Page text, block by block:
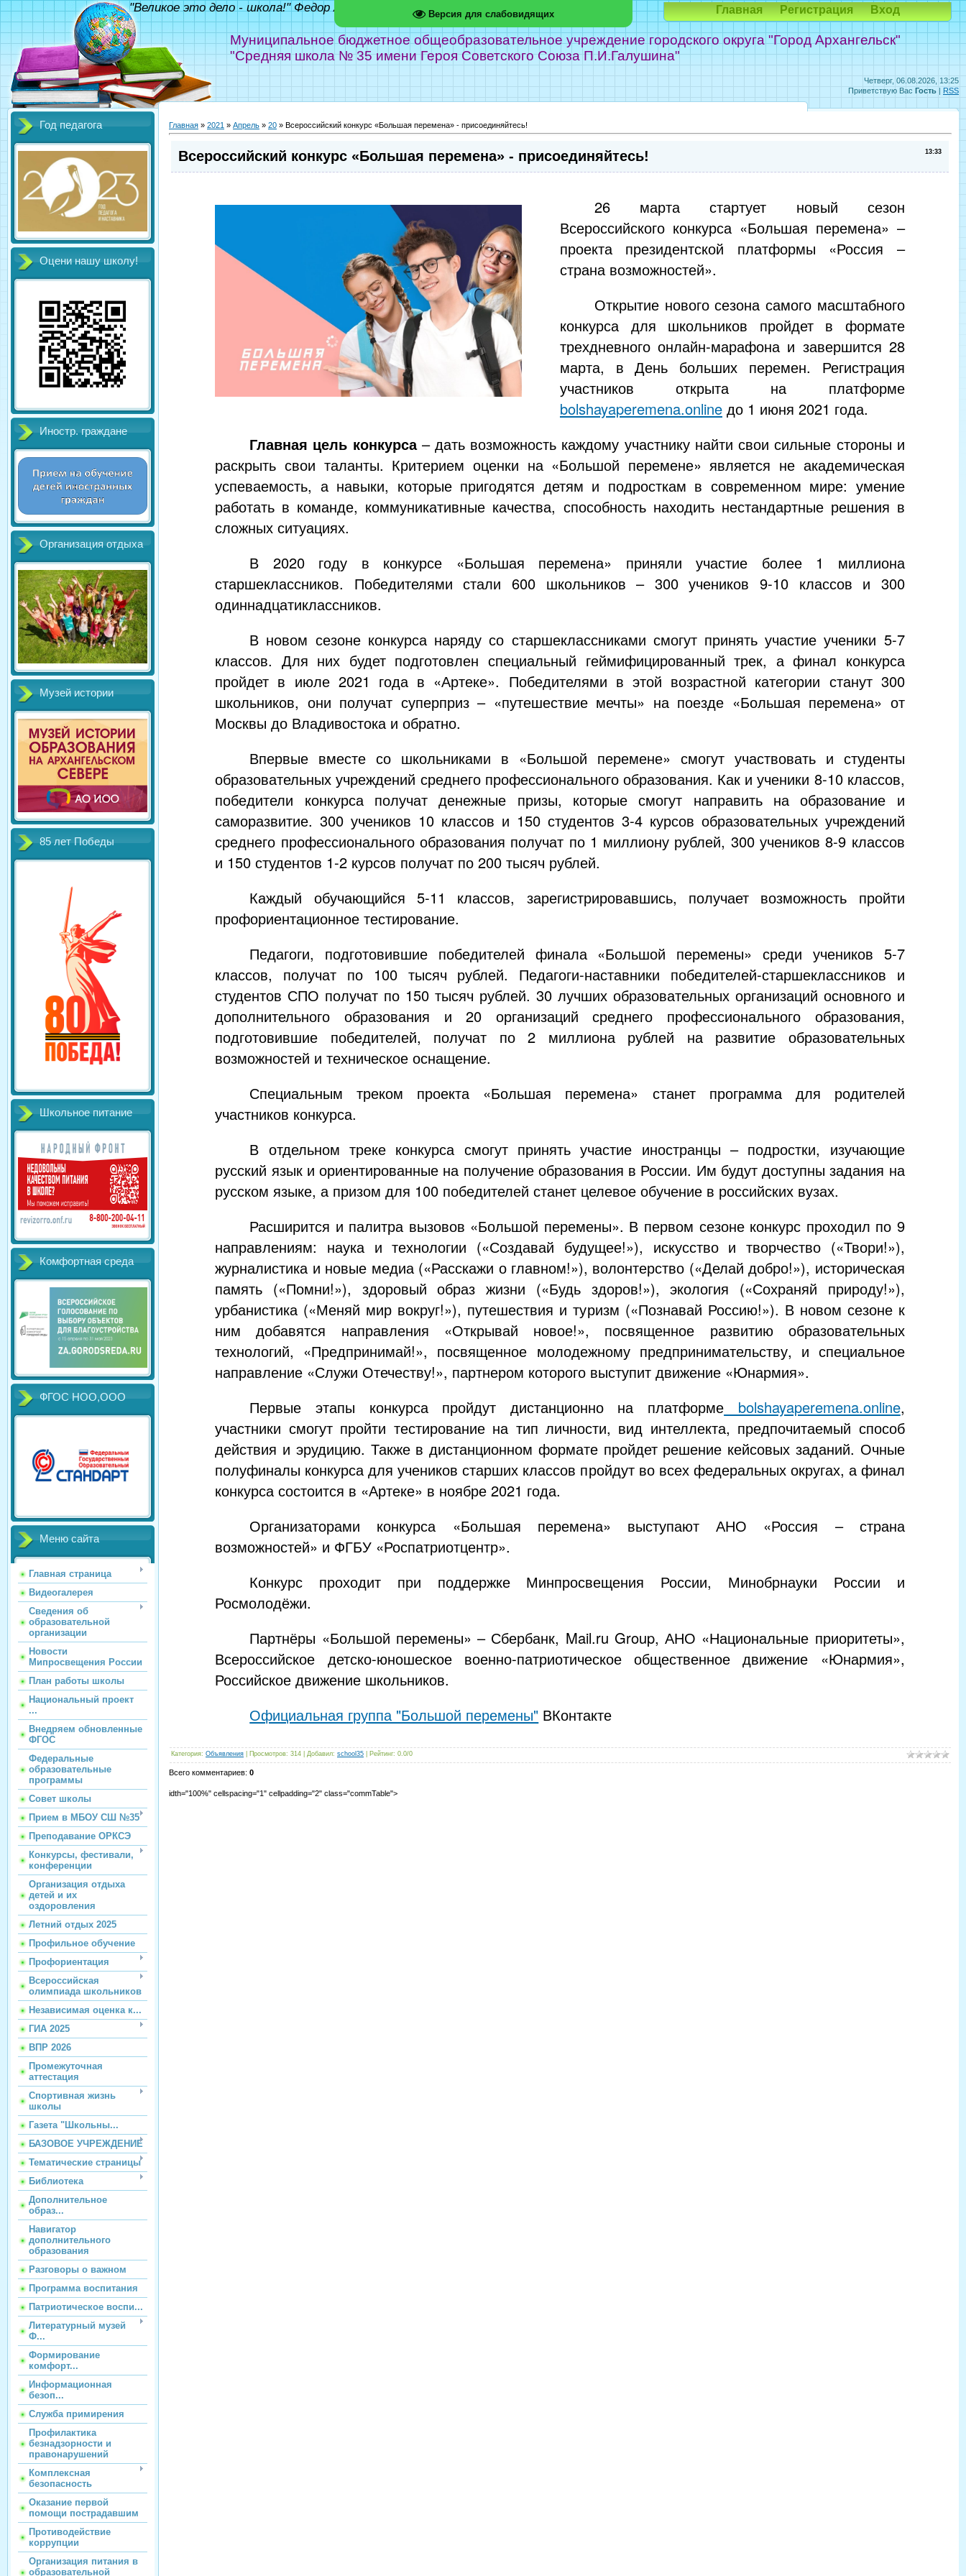
Версия для слабовидящих
Четверг, 06.08.2026, 13:25
Приветствую Вас Гость | RSS
Муниципальное бюджетное общеобразовательное учреждение городского округа "Город Архангельск"
"Средняя школа № 35 имени Героя Советского Союза П.И.Галушина"
"Великое это дело - школа!" Федор Абрамов Главная Регистрация Вход
Год педагога
Оцени нашу школу!
Иностр. граждане
Организация отдыха
Музей истории
85 лет Победы
Школьное питание
Комфортная среда
ФГОС НОО,ООО
Меню сайта
Главная страница
Видеогалерея
Сведения об
образовательной
организации
Новости
Мипросвещения России
План работы школы
Национальный проект
...
Внедряем обновленные
ФГОС
Федеральные
образовательные
программы
Совет школы
Прием в МБОУ СШ №35
Преподавание ОРКСЭ
Конкурсы, фестивали,
конференции
Организация отдыха
детей и их
оздоровления
Летний отдых 2025
Профильное обучение
Профориентация
Всероссийская
олимпиада школьников
Независимая оценка к...
ГИА 2025
ВПР 2026
Промежуточная
аттестация
Спортивная жизнь
школы
Газета "Школьны...
БАЗОВОЕ УЧРЕЖДЕНИЕ
Тематические страницы
Библиотека
Дополнительное
образ...
Навигатор
дополнительного
образования
Разговоры о важном
Программа воспитания
Патриотическое воспи...
Литературный музей
Ф...
Формирование
комфорт...
Информационная
безоп...
Служба примирения
Профилактика
безнадзорности и
правонарушений
Комплексная
безопасность
Оказание первой
помощи пострадавшим
Противодействие
коррупции
Организация питания в
образовательной
Главная » 2021 » Апрель » 20 » Всероссийский конкурс «Большая перемена» - присоединяйтесь!
13:33
Всероссийский конкурс «Большая перемена» - присоединяйтесь!
26 марта стартует новый сезон
Всероссийского конкурса «Большая перемена» –
проекта президентской платформы «Россия –
страна возможностей».
Открытие нового сезона самого масштабного
конкурса для школьников пройдет в формате
трехдневного онлайн-марафона и завершится 28
марта, в День больших перемен. Регистрация
участников открыта на платформе
bolshayaperemena.onlineдо 1 июня 2021 года.
Главная цель конкурса– дать возможность каждому участнику найти свои сильные стороны и
раскрыть свои таланты. Критерием оценки на «Большой перемене» является не академическая
успеваемость, а навыки, которые пригодятся детям и подросткам в современном мире: умение
работать в команде, коммуникативные качества, способность находить нестандартные решения в
сложных ситуациях.
В 2020 году в конкурсе «Большая перемена» приняли участие более 1 миллиона
старшеклассников. Победителями стали 600 школьников – 300 учеников 9-10 классов и 300
одиннадцатиклассников.
В новом сезоне конкурса наряду со старшеклассниками смогут принять участие ученики 5-7
классов. Для них будет подготовлен специальный геймифицированный трек, а финал конкурса
пройдет в июле 2021 года в «Артеке». Победителями в этой возрастной категории станут 300
школьников, они получат суперприз – «путешествие мечты» на поезде «Большая перемена» от
Москвы до Владивостока и обратно.
Впервые вместе со школьниками в «Большой перемене» смогут участвовать и студенты
образовательных учреждений среднего профессионального образования. Как и ученики 8-10 классов,
победители конкурса получат денежные призы, которые смогут направить на образование и
саморазвитие. 300 учеников 10 классов и 150 студентов 3-4 курсов образовательных учреждений
среднего профессионального образования получат по 1 миллиону рублей, 300 учеников 8-9 классов
и 150 студентов 1-2 курсов получат по 200 тысяч рублей.
Каждый обучающийся 5-11 классов, зарегистрировавшись, получает возможность пройти
профориентационное тестирование.
Педагоги, подготовившие победителей финала «Большой перемены» среди учеников 5-7
классов, получат по 100 тысяч рублей. Педагоги-наставники победителей-старшеклассников и
студентов СПО получат по 150 тысяч рублей. 30 лучших образовательных организаций основного и
дополнительного образования и 20 организаций среднего профессионального образования,
подготовившие победителей, получат по 2 миллиона рублей на развитие образовательных
возможностей и техническое оснащение.
Специальным треком проекта «Большая перемена» станет программа для родителей
участников конкурса.
В отдельном треке конкурса смогут принять участие иностранцы – подростки, изучающие
русский язык и ориентированные на получение образования в России. Им будут доступны задания на
русском языке, а призом для 100 победителей станет целевое обучение в российских вузах.
Расширится и палитра вызовов «Большой перемены». В первом сезоне конкурс проходил по 9
направлениям: наука и технологии («Создавай будущее!»), искусство и творчество («Твори!»),
журналистика и новые медиа («Расскажи о главном!»), волонтерство («Делай добро!»), историческая
память («Помни!»), здоровый образ жизни («Будь здоров!»), экология («Сохраняй природу!»),
урбанистика («Меняй мир вокруг!»), путешествия и туризм («Познавай Россию!»). В новом сезоне к
ним добавятся направления «Открывай новое!», посвященное развитию образовательных
технологий, «Предпринимай!», посвященное молодежному предпринимательству, и специальное
направление «Служи Отечеству!», партнером которого выступит движение «Юнармия».
Первые этапы конкурса пройдут дистанционно на платформе bolshayaperemena.online,
участники смогут пройти тестирование на тип личности, вид интеллекта, предпочитаемый способ
действия и эрудицию. Также в дистанционном формате пройдет решение кейсовых заданий. Очные
полуфиналы конкурса для учеников старших классов пройдут во всех федеральных округах, а финал
конкурса состоится в «Артеке» в ноябре 2021 года.
Организаторами конкурса «Большая перемена» выступают АНО «Россия – страна
возможностей» и ФГБУ «Роспатриотцентр».
Конкурс проходит при поддержке Минпросвещения России, Минобрнауки России и
Росмолодёжи.
Партнёры «Большой перемены» – Сбербанк, Mail.ru Group, АНО «Национальные приоритеты»,
Всероссийское детско-юношеское военно-патриотическое общественное движение «Юнармия»,
Российское движение школьников.
Официальная группа "Большой перемены" ВКонтакте
Категория: Объявления Просмотров: 314 Добавил: school35 Рейтинг: 0.0/0
Всего комментариев: 0
idth="100%" cellspacing="1" cellpadding="2" class="commTable">